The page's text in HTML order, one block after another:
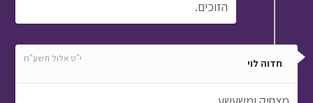
הזוכים.
חדוה לוי י"ט אלול תשע"ח